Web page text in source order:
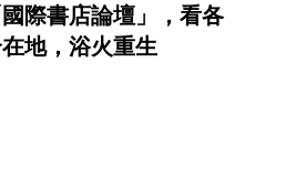
際書店論壇」，看各
地，浴火重生